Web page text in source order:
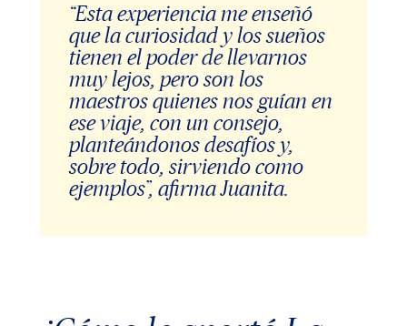
“Esta experiencia me enseñó
que la curiosidad y los sueños
tienen el poder de llevarnos
muy lejos, pero son los
maestros quienes nos guían en
ese viaje, con un consejo,
planteándonos desafíos y,
sobre todo, sirviendo como
ejemplos”, afirma Juanita.